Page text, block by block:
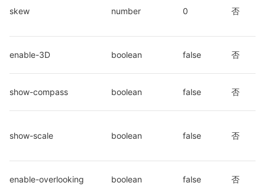
skew number 0 否
enable-3D boolean false 否
show-compass boolean false 否
show-scale boolean false 否
enable-overlooking boolean false 否